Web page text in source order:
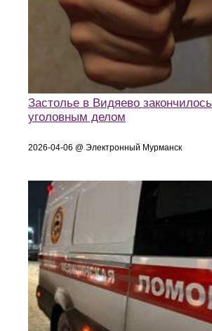
Застолье в Видяево закончилось
уголовным делом
2026-04-06 @ Электронный Мурманск